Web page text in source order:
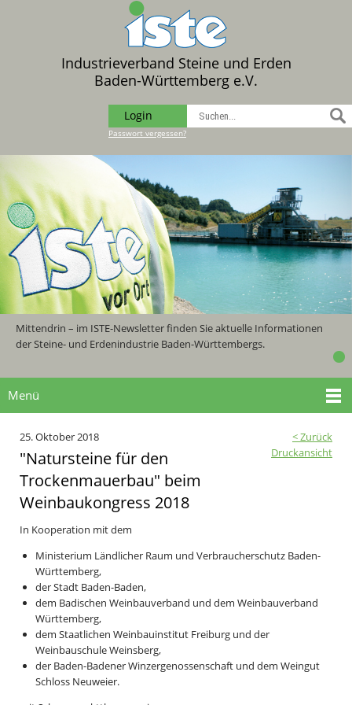
Industrieverband Steine und Erden
Baden-Württemberg e.V.
Login
Passwort vergessen?
Mittendrin – im ISTE-Newsletter finden Sie aktuelle Informationen
der Steine- und Erdenindustrie Baden-Württembergs.
Menü
< Zurück
Druckansicht
25. Oktober 2018
"Natursteine für den
Trockenmauerbau" beim
Weinbaukongress 2018
In Kooperation mit dem
Ministerium Ländlicher Raum und Verbraucherschutz Baden-
Württemberg,
der Stadt Baden-Baden,
dem Badischen Weinbauverband und dem Weinbauverband
Württemberg,
dem Staatlichen Weinbauinstitut Freiburg und der
Weinbauschule Weinsberg,
der Baden-Badener Winzergenossenschaft und dem Weingut
Schloss Neuweier.